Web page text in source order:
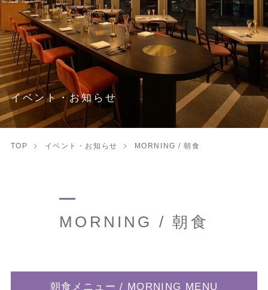
イベント・お知らせ
TOP イベント・お知らせ MORNING / 朝食
MORNING / 朝食
朝食メニュー / MORNING MENU